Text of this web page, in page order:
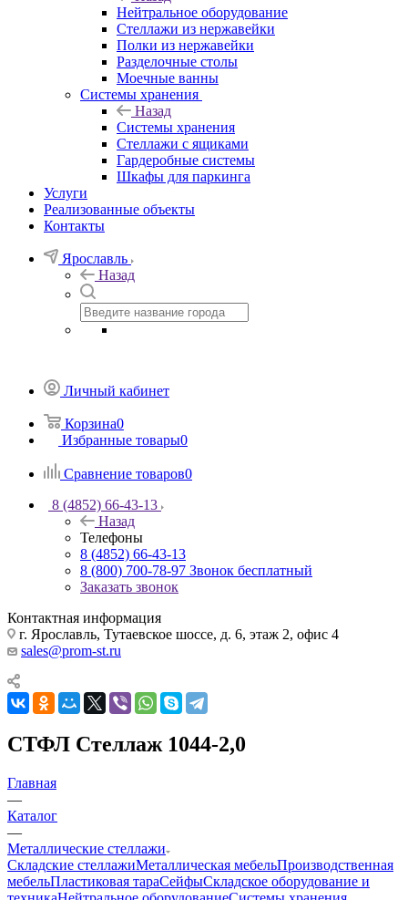
Нейтральное оборудование
Стеллажи из нержавейки
Полки из нержавейки
Разделочные столы
Моечные ванны
Системы хранения
Назад
Системы хранения
Стеллажи с ящиками
Гардеробные системы
Шкафы для паркинга
Услуги
Реализованные объекты
Контакты
Ярославль
Назад
Личный кабинет
Корзина0
Избранные товары0
Сравнение товаров0
8 (4852) 66-43-13
Назад
Телефоны
8 (4852) 66-43-13
8 (800) 700-78-97 Звонок бесплатный
Заказать звонок
Контактная информация
г. Ярославль, Тутаевское шоссе, д. 6, этаж 2, офис 4
sales@prom-st.ru
СТФЛ Стеллаж 1044-2,0
Главная
—
Каталог
—
Металлические стеллажи
Складские стеллажиМеталлическая мебельПроизводственная
мебельПластиковая тараСейфыСкладское оборудование и